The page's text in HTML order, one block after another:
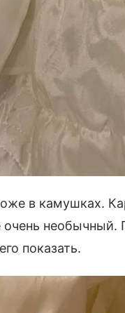
в камушках.
необычный.
показать.